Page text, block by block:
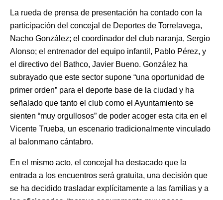
La rueda de prensa de presentación ha contado con la
participación del concejal de Deportes de Torrelavega,
Nacho González; el coordinador del club naranja, Sergio
Alonso; el entrenador del equipo infantil, Pablo Pérez, y
el directivo del Bathco, Javier Bueno. González ha
subrayado que este sector supone “una oportunidad de
primer orden” para el deporte base de la ciudad y ha
señalado que tanto el club como el Ayuntamiento se
sienten “muy orgullosos” de poder acoger esta cita en el
Vicente Trueba, un escenario tradicionalmente vinculado
al balonmano cántabro.
En el mismo acto, el concejal ha destacado que la
entrada a los encuentros será gratuita, una decisión que
se ha decidido trasladar explícitamente a las familias y a